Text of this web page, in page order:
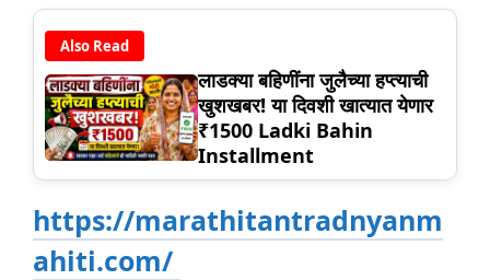
Also Read
लाडक्या बहिणींना जुलैच्या हप्त्याची
खुशखबर! या दिवशी खात्यात येणार
₹1500 Ladki Bahin
Installment
https://marathitantradnyanm
ahiti.com/